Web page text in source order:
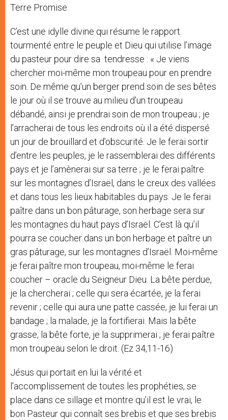
Terre Promise.
C’est une idylle divine qui résume le rapport
tourmenté entre le peuple et Dieu qui utilise l’image
du pasteur pour dire sa tendresse : « Je viens
chercher moi-même mon troupeau pour en prendre
soin. De même qu’un berger prend soin de ses bêtes
le jour où il se trouve au milieu d’un troupeau
débandé, ainsi je prendrai soin de mon troupeau ; je
l’arracherai de tous les endroits où il a été dispersé
un jour de brouillard et d’obscurité. Je le ferai sortir
d’entre les peuples, je le rassemblerai des différents
pays et je l’amènerai sur sa terre ; je le ferai paître
sur les montagnes d’Israël, dans le creux des vallées
et dans tous les lieux habitables du pays. Je le ferai
paître dans un bon pâturage, son herbage sera sur
les montagnes du haut pays d’Israël. C’est là qu’il
pourra se coucher dans un bon herbage et paître un
gras pâturage, sur les montagnes d’Israël. Moi-même
je ferai paître mon troupeau, moi-même le ferai
coucher – oracle du Seigneur Dieu. La bête perdue,
je la chercherai ; celle qui sera écartée, je la ferai
revenir ; celle qui aura une patte cassée, je lui ferai un
bandage ; la malade, je la fortifierai. Mais la bête
grasse, la bête forte, je la supprimerai ; je ferai paître
mon troupeau selon le droit. (Ez 34,11-16)
Jésus qui portait en lui la vérité et
l’accomplissement de toutes les prophéties, se
place dans ce sillage et montre qu’il est le vrai, le
bon Pasteur qui connaît ses brebis et que ses brebis